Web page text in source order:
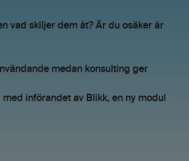
vad skiljer dem åt? Är du osäker är
medan konsulting ger
införandet av Blikk, en ny modul